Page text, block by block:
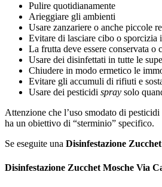
Pulire quotidianamente
Arieggiare gli ambienti
Usare zanzariere o anche piccole
Evitare di lasciare cibo o sporcizia
La frutta deve essere conservata
Usare dei disinfettati in tutte le
Chiudere in modo ermetico le
Evitare gli accumuli di rifiuti e
Usare dei pesticidi spray solo
Attenzione che l’uso smodato di
ha un obiettivo di “sterminio” specifico.
Se eseguite una Disinfestazione
Disinfestazione Zucchet Mosche Via